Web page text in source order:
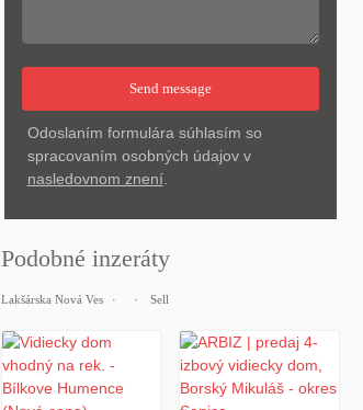
Odoslaním formulára súhlasím so
spracovaním osobných údajov v
nasledovnom znení.
Podobné inzeráty
Lakšárska Nová Ves Sell